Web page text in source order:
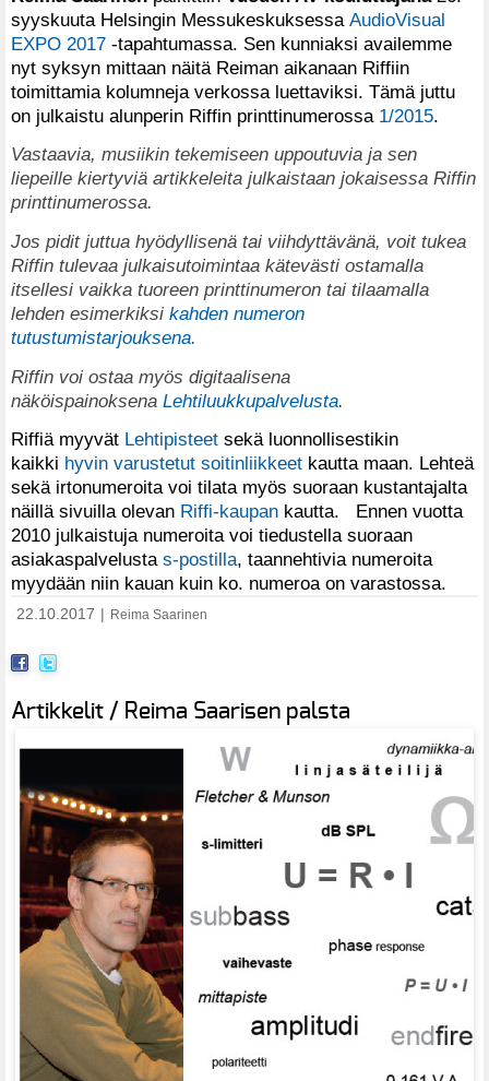
syyskuuta Helsingin Messukeskuksessa AudioVisual
EXPO 2017 -tapahtumassa. Sen kunniaksi availemme
nyt syksyn mittaan näitä Reiman aikanaan Riffiin
toimittamia kolumneja verkossa luettaviksi. Tämä juttu
on julkaistu alunperin Riffin printtinumerossa 1/2015.
Vastaavia, musiikin tekemiseen uppoutuvia ja sen
liepeille kiertyviä artikkeleita julkaistaan jokaisessa Riffin
printtinumerossa.
Jos pidit juttua hyödyllisenä tai viihdyttävänä, voit tukea
Riffin tulevaa julkaisutoimintaa kätevästi ostamalla
itsellesi vaikka tuoreen printtinumeron tai tilaamalla
lehden esimerkiksi kahden numeron
tutustumistarjouksena.
Riffin voi ostaa myös digitaalisena
näköispainoksena Lehtiluukkupalvelusta.
Riffiä myyvät Lehtipisteet sekä luonnollisestikin
kaikki hyvin varustetut soitinliikkeet kautta maan. Lehteä
sekä irtonumeroita voi tilata myös suoraan kustantajalta
näillä sivuilla olevan Riffi-kaupan kautta. Ennen vuotta
2010 julkaistuja numeroita voi tiedustella suoraan
asiakaspalvelusta s-postilla, taannehtivia numeroita
myydään niin kauan kuin ko. numeroa on varastossa.
22.10.2017 Reima Saarinen
Artikkelit / Reima Saarisen palsta